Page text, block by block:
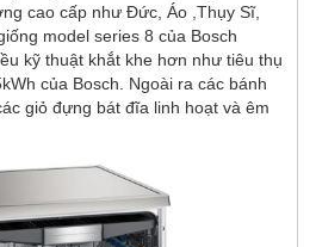
cao cấp như Đức, Áo ,Thụy Sĩ,
model series 8 của Bosch
kỹ thuật khắt khe hơn như tiêu thụ
của Bosch. Ngoài ra các bánh
giỏ đựng bát đĩa linh hoạt và êm